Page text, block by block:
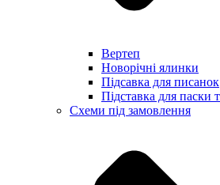
Вертеп
Новорічні ялинки
Підсавка для писанок
Підставка для паски
Схеми під замовлення